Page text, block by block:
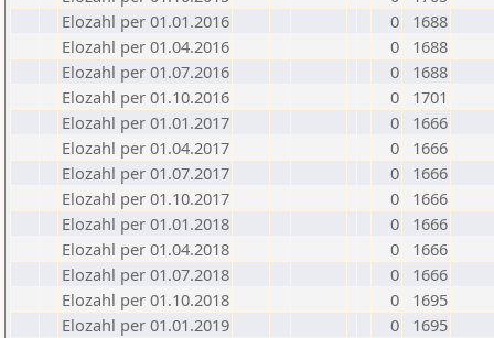
Elozahl per 01.01.2016
0
1688
Elozahl per 01.04.2016
0
1688
Elozahl per 01.07.2016
0
1688
Elozahl per 01.10.2016
0
1701
Elozahl per 01.01.2017
0
1666
Elozahl per 01.04.2017
0
1666
Elozahl per 01.07.2017
0
1666
Elozahl per 01.10.2017
0
1666
Elozahl per 01.01.2018
0
1666
Elozahl per 01.04.2018
0
1666
Elozahl per 01.07.2018
0
1666
Elozahl per 01.10.2018
0
1695
Elozahl per 01.01.2019
0
1695